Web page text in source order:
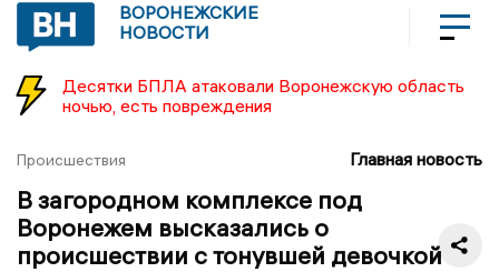
ВОРОНЕЖСКИЕ
НОВОСТИ
Десятки БПЛА атаковали Воронежскую область
ночью, есть повреждения
Происшествия Главная новость
В загородном комплексе под
Воронежем высказались о
происшествии с тонувшей девочкой